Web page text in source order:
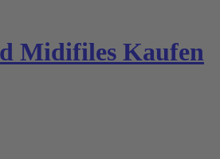
Midifiles Kaufen